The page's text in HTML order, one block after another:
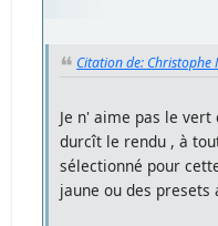
Citation de: Christophe
Je n' aime pas le
durcît le rendu , à
sélectionné pour
jaune ou des